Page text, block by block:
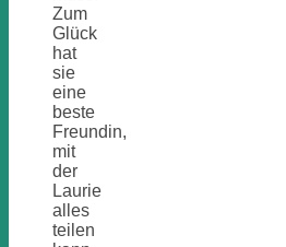
Zum
Glück
hat
sie
eine
beste
Freundin,
mit
der
Laurie
alles
teilen